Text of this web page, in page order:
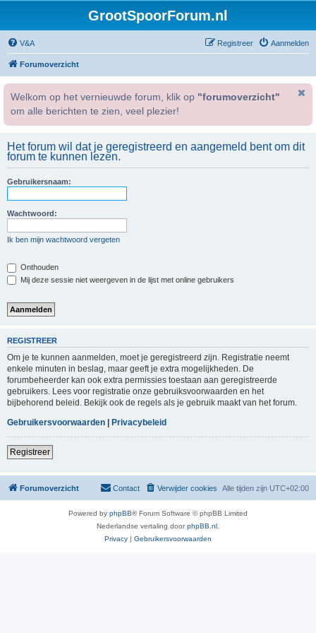
GrootSpoorForum.nl
V&A Aanmelden
Registreer
Forumoverzicht
Welkom op het vernieuwde forum, klik op "forumoverzicht"
om alle berichten te zien, veel plezier!
Het forum wil dat je geregistreerd en aangemeld bent om dit
forum te kunnen lezen.
Gebruikersnaam:
Wachtwoord:
Ik ben mijn wachtwoord vergeten
Onthouden
Mij deze sessie niet weergeven in de lijst met online gebruikers
REGISTREER
Om je te kunnen aanmelden, moet je geregistreerd zijn. Registratie neemt
enkele minuten in beslag, maar geeft je extra mogelijkheden. De
forumbeheerder kan ook extra permissies toestaan aan geregistreerde
gebruikers. Lees voor registratie onze gebruiksvoorwaarden en het
bijbehorend beleid. Bekijk ook de regels als je gebruik maakt van het forum.
Gebruikersvoorwaarden | Privacybeleid
Registreer
Forumoverzicht Alle tijden zijn UTC+02:00
Verwijder cookies
Contact
Powered by phpBB® Forum Software © phpBB Limited
Nederlandse vertaling doorphpBB.nl
Privacy | Gebruikersvoorwaarden